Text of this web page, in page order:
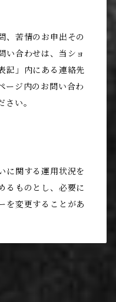
、苦情のお申出その
い合わせは、当ショ
記」内にある連絡先
ージ内のお問い合わ
い。
に関する運用状況を
るものとし、必要に
を変更することがあ